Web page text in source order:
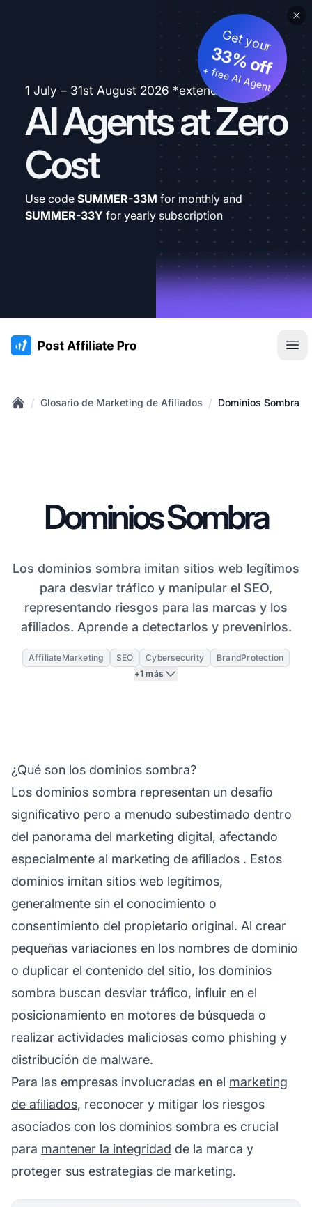
1 July – 31st August 2026 *extended
AI Agents at Zero
Cost
Get your
33% off
+ free AI Agent
Use code SUMMER-33M for monthly and
SUMMER-33Y for yearly subscription
:site.title
/ Glosario de Marketing de Afiliados / Dominios Sombra
Dominios Sombra
Los dominios sombra imitan sitios web legítimos
para desviar tráfico y manipular el SEO,
representando riesgos para las marcas y los
afiliados. Aprende a detectarlos y prevenirlos.
AffiliateMarketing SEO Cybersecurity
BrandProtection
+1 más
¿Qué son los dominios sombra?
Los dominios sombra representan un desafío
significativo pero a menudo subestimado dentro
del panorama del marketing digital, afectando
especialmente al marketing de afiliados . Estos
dominios imitan sitios web legítimos,
generalmente sin el conocimiento o
consentimiento del propietario original. Al crear
pequeñas variaciones en los nombres de dominio
o duplicar el contenido del sitio, los dominios
sombra buscan desviar tráfico, influir en el
posicionamiento en motores de búsqueda o
realizar actividades maliciosas como phishing y
distribución de malware.
Para las empresas involucradas en el marketing
de afiliados, reconocer y mitigar los riesgos
asociados con los dominios sombra es crucial
para mantener la integridad de la marca y
proteger sus estrategias de marketing.